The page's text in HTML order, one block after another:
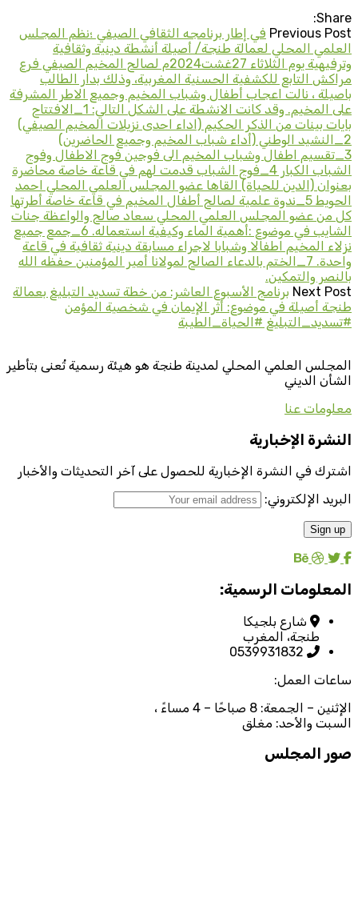
Share:
Previous Post في إطار برنامجه الثقافي الصيفي ؛نظم المجلس
العلمي المحلي لعمالة طنجة/ أصيلة أنشطة دينية وثقافية
وترفيهية يوم الثلاثاء 27غشت2024م لصالح المخيم الصيفي فرع
مراكش التابع للكشفية الحسنية المغربية، وذلك بدار الطالب
باصيلة ، نالت اعجاب أطفال وشباب المخيم وجميع الاطر المشرفة
على المخيم. وقد كانت الانشطة على الشكل التالي: 1_الافتتاح
بايات بينات من الذكر الحكيم (اداء احدى نزيلات المخيم الصيفي)
2_النشيد الوطني (أداء شباب المخيم وجميع الحاضرين)
3_تقسيم اطفال وشباب المخيم الى فوجين فوج الاطفال وفوج
الشباب الكبار 4_فوج الشباب قدمت لهم في قاعة خاصة محاضرة
بعنوان (الدين للحياة) القاها عضو المجلس العلمي المحلي احمد
الحويط 5_ندوة علمية لصالح أطفال المخيم في قاعة خاصة أطرتها
كل من عضو المجلس العلمي المحلي سعاد صالح والواعظة جنات
الشايب في موضوع :أهمية الماء وكيفية استعماله. 6_جمع جميع
نزلاء المخيم اطفالا وشبابا لاجراء مسابقة دينية ثقافية في قاعة
واحدة. 7_الختم بالدعاء الصالح لمولانا أمير المؤمنين حفظه الله
بالنصر والتمكين.
Next Post برنامج الأسبوع العاشر: من خطة تسديد التبليغ بعمالة
طنجة أصيلة في موضوع: أثر الإيمان في شخصية المؤمن
#تسديد_التبليغ #الحياة_الطيبة
المجلس العلمي المحلي لمدينة طنجة هو هيئة رسمية تُعنى بتأطير
الشأن الديني
معلومات عنا
النشرة الإخبارية
اشترك في النشرة الإخبارية للحصول على آخر التحديثات والأخبار
البريد الإلكتروني:
المعلومات الرسمية:
شارع بلجيكا
طنجة، المغرب
0539931832
ساعات العمل:
الإثنين – الجمعة: 8 صباحًا – 4 مساءً ،
السبت والأحد: مغلق
صور المجلس